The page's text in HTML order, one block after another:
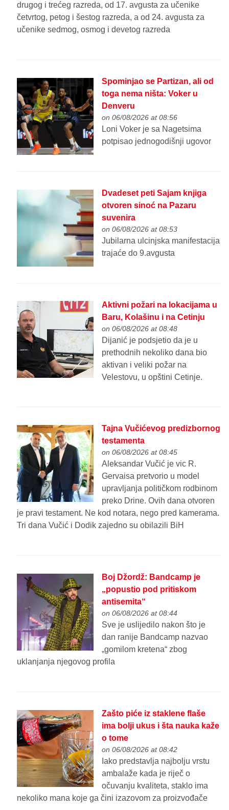
drugog i trećeg razreda, od 17. avgusta za učenike
četvrtog, petog i šestog razreda, a od 24. avgusta za
učenike sedmog, osmog i devetog razreda
Spominjao se Partizan, ali od
toga nema ništa: Voker u
Denveru
on 06/08/2026 at 08:56
Loni Voker je sa Nagetsima
potpisao jednogodišnji ugovor
Dvadeset peti Sajam knjiga
otvoren sinoć na Pazaru
suvenira
on 06/08/2026 at 08:53
Jubilarna ulcinjska manifestacija
trajaće do 9.avgusta
Aktivni požari na lokacijama u
Baru, Kolašinu i na Cetinju
on 06/08/2026 at 08:48
Dijanić je podsjetio da je u
prethodnih nekoliko dana bio
aktivan i veliki požar na
Velestovu, u opštini Cetinje.
Tajna Vučićevog predizbornog
testamenta
on 06/08/2026 at 08:45
Aleksandar Vučić je vic R.
Gervaisa pretvorio u model
upravljanja političkom rodbinom
preko Drine. Ovih dana otvoren
je pravi testament. Ne kod notara, nego pred kamerama.
Tri dana Vučić i Dodik zajedno su obilazili BiH
Boj Džordž: Bandcamp je
„popustio pod pritiskom
antisemita“
on 06/08/2026 at 08:44
Sve je uslijedilo nakon što je
dan ranije Bandcamp nazvao
„gomilom kretena“ zbog
uklanjanja njegovog profila
Zašto piće iz staklene flaše
ima bolji ukus i šta nauka kaže
o tome
on 06/08/2026 at 08:42
Iako predstavlja najbolju vrstu
ambalaže kada je riječ o
očuvanju kvaliteta, staklo ima
nekoliko mana koje ga čini izazovom za proizvođače